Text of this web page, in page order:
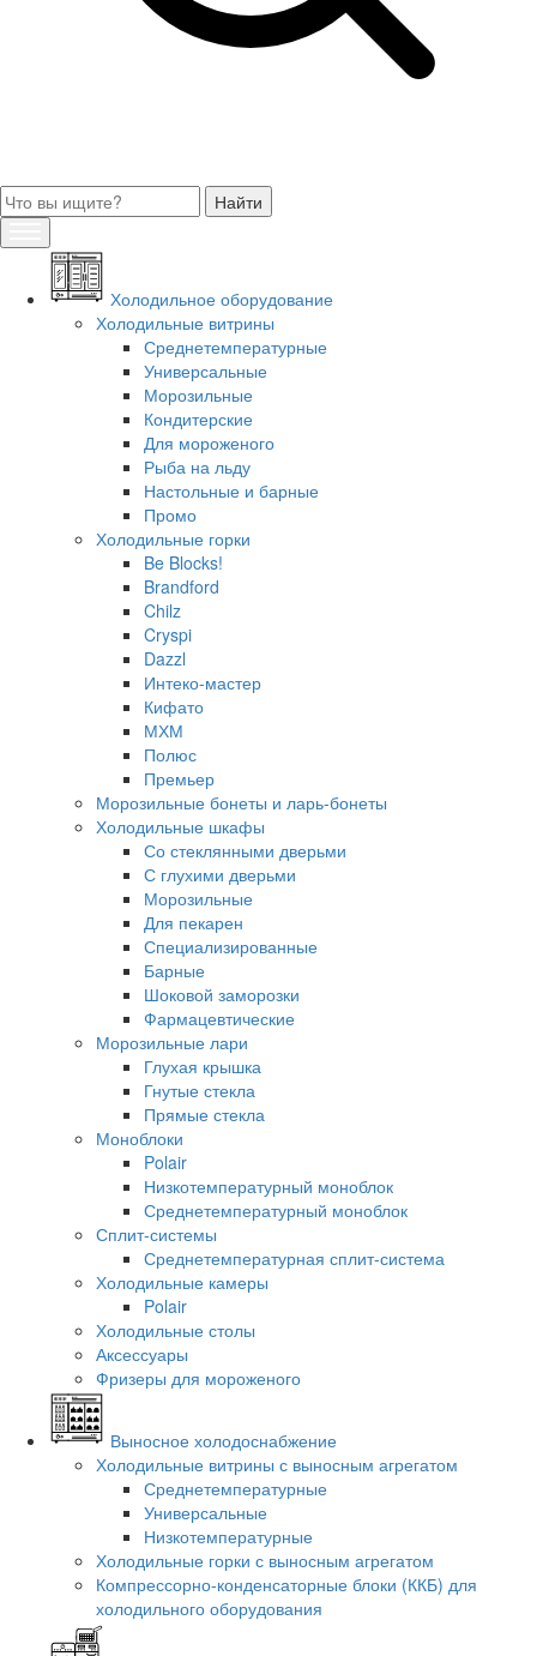
Холодильное оборудование
Холодильные витрины
Среднетемпературные
Универсальные
Морозильные
Кондитерские
Для мороженого
Рыба на льду
Настольные и барные
Промо
Холодильные горки
Be Blocks!
Brandford
Chilz
Cryspi
Dazzl
Интеко-мастер
Кифато
МХМ
Полюс
Премьер
Морозильные бонеты и ларь-бонеты
Холодильные шкафы
Со стеклянными дверьми
С глухими дверьми
Морозильные
Для пекарен
Специализированные
Барные
Шоковой заморозки
Фармацевтические
Морозильные лари
Глухая крышка
Гнутые стекла
Прямые стекла
Моноблоки
Polair
Низкотемпературный моноблок
Среднетемпературный моноблок
Сплит-системы
Среднетемпературная сплит-система
Холодильные камеры
Polair
Холодильные столы
Аксессуары
Фризеры для мороженого
Выносное холодоснабжение
Холодильные витрины с выносным агрегатом
Среднетемпературные
Универсальные
Низкотемпературные
Холодильные горки с выносным агрегатом
Компрессорно-конденсаторные блоки (ККБ) для
холодильного оборудования